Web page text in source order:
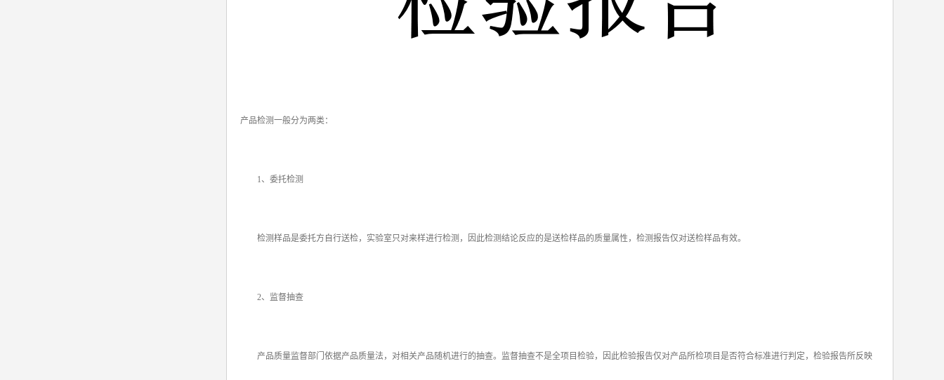
产品检测一般分为两类：
1、委托检测
检测样品是委托方自行送检，实验室只对来样进行检测，因此检测结论反应的是送检样品的质量属性，检测报告仅对送检样品有效。
2、监督抽查
产品质量监督部门依据产品质量法，对相关产品随机进行的抽查。监督抽查不是全项目检验，因此检验报告仅对产品所检项目是否符合标准进行判定，检验报告所反映